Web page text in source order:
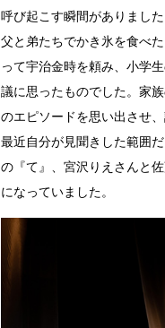
呼び起こす瞬間がありまし
父と弟たちでかき氷を食べ
って宇治金時を頼み、小学
議に思ったものでした。家
のエピソードを思い出させ
最近自分が見聞きした範囲
の『て』、宮沢りえさんと
になっていました。